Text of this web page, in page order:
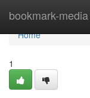
bookmark-media
Home
Home
1